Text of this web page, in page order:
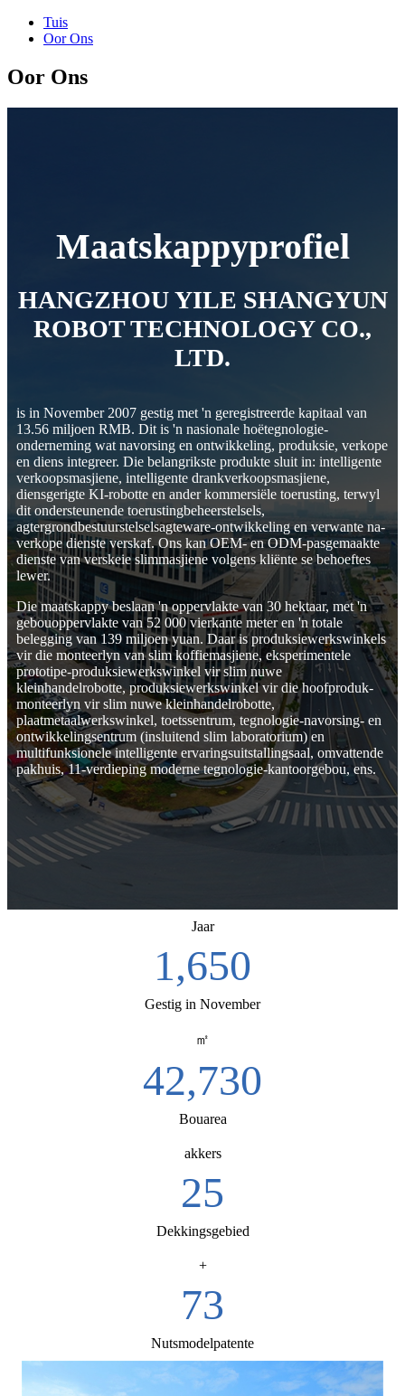
Tuis
Oor Ons
Oor Ons
Maatskappyprofiel
HANGZHOU YILE SHANGYUN
ROBOT TECHNOLOGY CO.,
LTD.
is in November 2007 gestig met 'n geregistreerde kapitaal van
13.56 miljoen RMB. Dit is 'n nasionale hoëtegnologie-
onderneming wat navorsing en ontwikkeling, produksie, verkope
en diens integreer. Die belangrikste produkte sluit in: intelligente
verkoopsmasjiene, intelligente drankverkoopsmasjiene,
diensgerigte KI-robotte en ander kommersiële toerusting, terwyl
dit ondersteunende toerustingbeheerstelsels,
agtergrondbestuurstelselsagteware-ontwikkeling en verwante na-
verkope dienste verskaf. Ons kan OEM- en ODM-pasgemaakte
dienste van verskeie slimmasjiene volgens kliënte se behoeftes
lewer.
Die maatskappy beslaan 'n oppervlakte van 30 hektaar, met 'n
gebouoppervlakte van 52 000 vierkante meter en 'n totale
belegging van 139 miljoen yuan. Daar is produksiewerkswinkels
vir die monteerlyn van slim koffiemasjiene, eksperimentele
prototipe-produksiewerkswinkel vir slim nuwe
kleinhandelrobotte, produksiewerkswinkel vir die hoofproduk-
monteerlyn vir slim nuwe kleinhandelrobotte,
plaatmetaalwerkswinkel, toetssentrum, tegnologie-navorsing- en
ontwikkelingsentrum (insluitend slim laboratorium) en
multifunksionele intelligente ervaringsuitstallingsaal, omvattende
pakhuis, 11-verdieping moderne tegnologie-kantoorgebou, ens.
Jaar
2,007
Gestig in November
㎡
52,000
Bouarea
akkers
30
Dekkingsgebied
+
88
Nutsmodelpatente